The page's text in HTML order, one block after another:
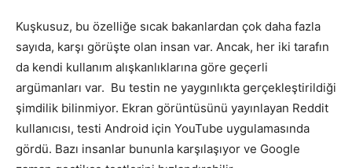
Kuşkusuz, bu özelliğe sıcak bakanlardan çok daha fazla
sayıda, karşı görüşte olan insan var. Ancak, her iki tarafın
da kendi kullanım alışkanlıklarına göre geçerli
argümanları var. Bu testin ne yaygınlıkta gerçekleştirildiği
şimdilik bilinmiyor. Ekran görüntüsünü yayınlayan Reddit
kullanıcısı, testi Android için YouTube uygulamasında
gördü. Bazı insanlar bununla karşılaşıyor ve Google